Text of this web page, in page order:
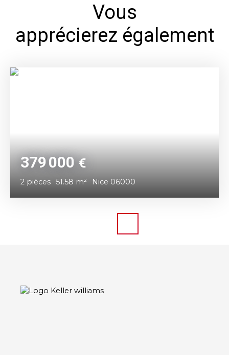
Vous
apprécierez également
379 000€
2 pièces 51.58 m² Nice 06000